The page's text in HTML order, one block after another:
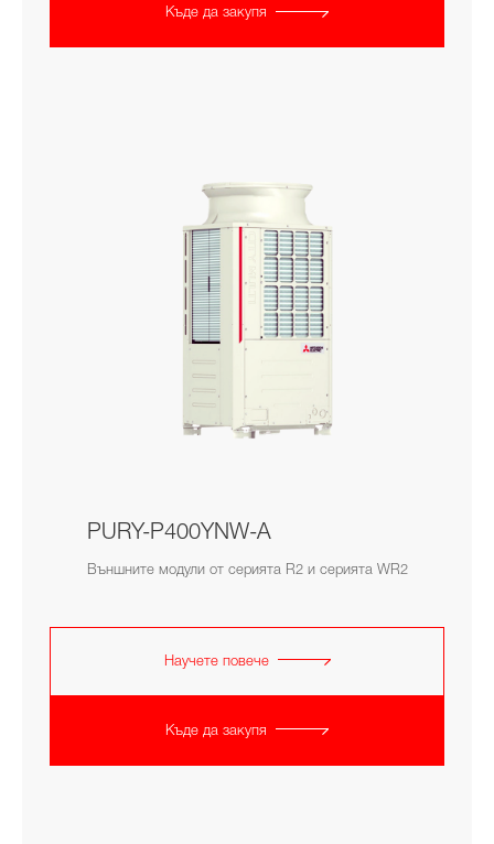
Къде да закупя
PURY-P400YNW-A
Външните модули от серията R2 и серията WR2
Научете повече
Къде да закупя